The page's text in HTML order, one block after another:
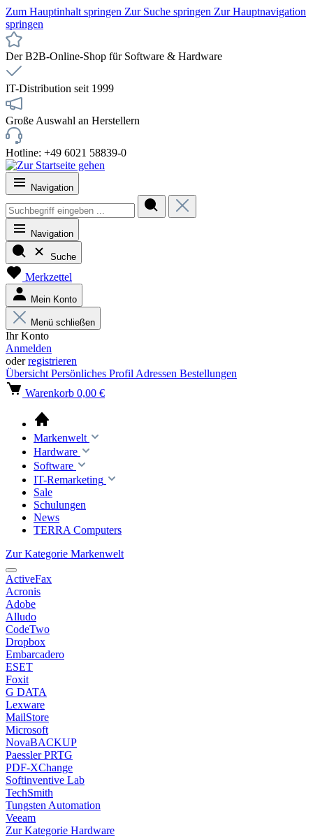
Zum Hauptinhalt springen Zur Suche springen Zur Hauptnavigation
springen
Der B2B-Online-Shop für Software & Hardware
IT-Distribution seit 1999
Große Auswahl an Herstellern
Hotline: +49 6021 58839-0
Navigation
Navigation
Suche
Merkzettel
Mein Konto
Menü schließen
Ihr Konto
Anmelden
oderregistrieren
Übersicht Persönliches Profil Adressen Bestellungen
Warenkorb 0,00 €
Markenwelt
Hardware
Software
IT-Remarketing
Sale
Schulungen
News
TERRA Computers
Zur Kategorie Markenwelt
ActiveFax
Acronis
Adobe
Alludo
CodeTwo
Dropbox
Embarcadero
ESET
Foxit
G DATA
Lexware
MailStore
Microsoft
NovaBACKUP
Paessler PRTG
PDF-XChange
Softinventive Lab
TechSmith
Tungsten Automation
Veeam
Zur Kategorie Hardware